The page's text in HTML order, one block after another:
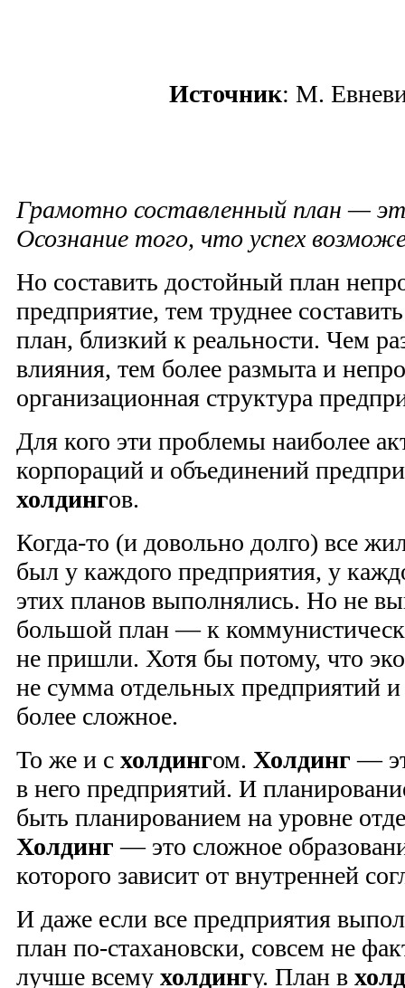
Источник: М.
Грамотно составленный план —
Осознание того, что успех
Но составить достойный план
предприятие, тем труднее
план, близкий к реальности. Чем
влияния, тем более размыта и
организационная структура
Для кого эти проблемы наиболее
корпораций и объединений
холдингов.
Когда-то (и довольно долго) все
был у каждого предприятия, у
этих планов выполнялись. Но не
большой план — к
не пришли. Хотя бы потому, что
не сумма отдельных предприятий и
более сложное.
То же и с холдингом. Холдинг —
в него предприятий. И
быть планированием на уровне
Холдинг — это сложное
которого зависит от внутренней
И даже если все предприятия
план по-стахановски, совсем не
лучше всему холдингу. План в